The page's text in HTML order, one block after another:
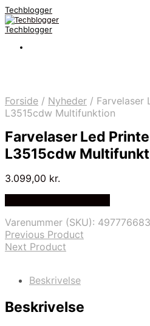
Techblogger
Techblogger
Forside / Nyheder / Farvelaser
L3515cdw Multifunktion
Farvelaser Led
L3515cdw
3.099,00 kr.
Varenummer (SKU):
Previous Product
Next Product
Beskrivelse
Beskrivelse